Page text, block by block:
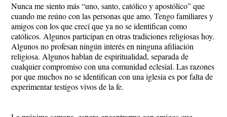
Nunca me siento más “uno, santo, católico y apostólico” que
cuando me reúno con las personas que amo. Tengo familiares y
amigos con los que crecí que ya no se identifican como
católicos. Algunos participan en otras tradiciones religiosas hoy.
Algunos no profesan ningún interés en ninguna afiliación
religiosa. Algunos hablan de espiritualidad, separada de
cualquier compromiso con una comunidad eclesial. Las razones
por que muchos no se identifican con una iglesia es por falta de
experimentar testigos vivos de la fe.